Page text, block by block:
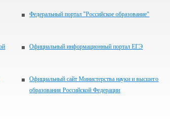
Федеральный портал "Российское образование"
Официальный информационный портал ЕГЭ
Официальный сайт Министерства науки и высшего
образования Российской Федерации